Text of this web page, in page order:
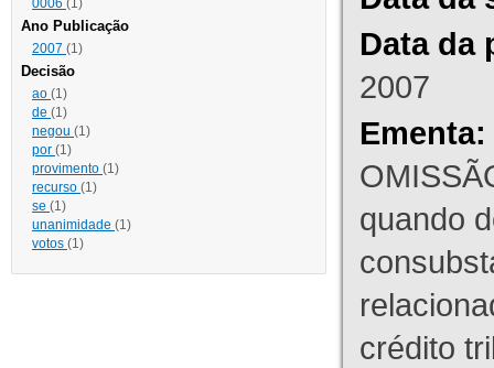
0006 (1)
Ano Publicação
2007 (1)
Decisão
ao (1)
de (1)
negou (1)
por (1)
provimento (1)
recurso (1)
se (1)
unanimidade (1)
votos (1)
Data da
2007
Ementa:
quando
crédito